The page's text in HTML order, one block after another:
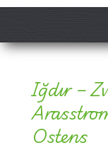
Iğdır –
Ostens